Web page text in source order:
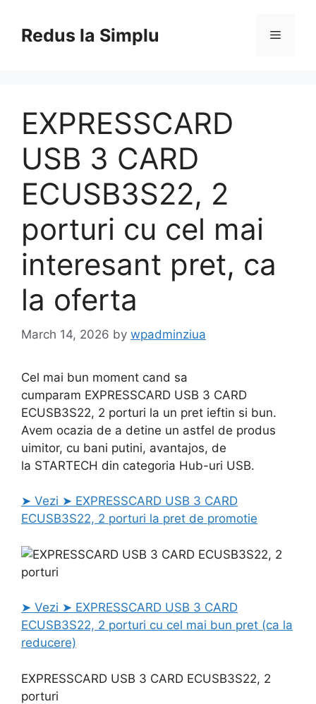
contentRedus la Simplu Menu
EXPRESSCARD
USB 3 CARD
ECUSB3S22, 2
porturi cu cel mai
interesant pret, ca
la oferta
March 14, 2026 by wpadminziua
Cel mai bun moment cand sa
cumparam EXPRESSCARD USB 3 CARD
ECUSB3S22, 2 porturi la un pret ieftin si bun.
Avem ocazia de a detine un astfel de produs
uimitor, cu bani putini, avantajos, de
la STARTECH din categoria Hub-uri USB.
➤ Vezi ➤ EXPRESSCARD USB 3 CARD
ECUSB3S22, 2 porturi la pret de promotie
➤ Vezi ➤ EXPRESSCARD USB 3 CARD
ECUSB3S22, 2 porturi cu cel mai bun pret (ca la
reducere)
EXPRESSCARD USB 3 CARD ECUSB3S22, 2
porturi